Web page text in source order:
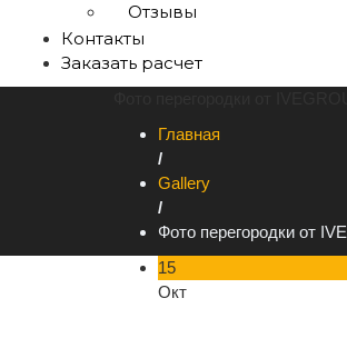
Отзывы
Контакты
Заказать расчет
Главная
/
Gallery
/
Фото перегородки от
15
Окт